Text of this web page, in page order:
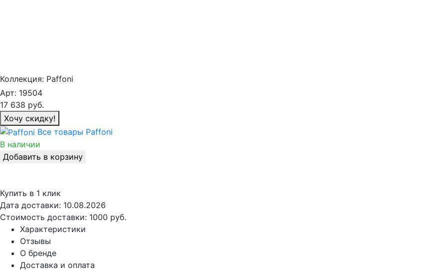
Коллекция: Paffoni
Арт: 19504
17 638 руб.
Хочу скидку!
Все товары Paffoni
В наличии
Добавить в корзину
Купить в 1 клик
Дата доставки: 10.08.2026
Стоимость доставки: 1000 руб.
Характеристики
Отзывы
О бренде
Доставка и оплата